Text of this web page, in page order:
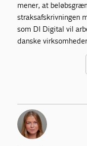
mener, at
straksafskrivningen
som DI Digital vil
danske